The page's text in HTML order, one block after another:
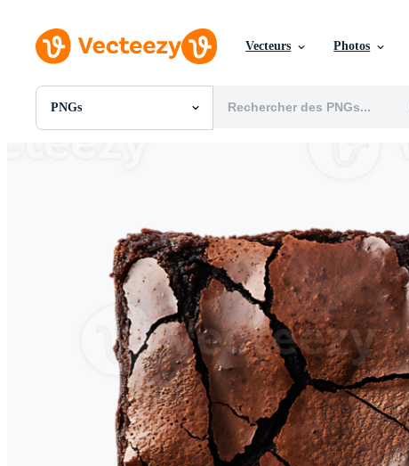
Vecteurs Photos
PNGs
Toutes Images
Vecteurs
Motion graphics
Images Éditoriales
Événements Éditoriaux